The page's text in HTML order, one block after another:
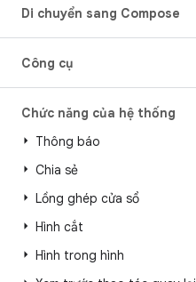
Di chuyển sang Compose
Công cụ
Chức năng của hệ thống
Thông báo
Chia sẻ
Lồng ghép cửa sổ
Hình cắt
Hình trong hình